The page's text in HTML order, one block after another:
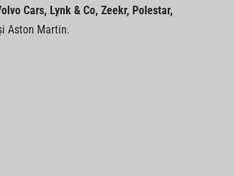
Cars, Lynk & Co, Zeekr, Polestar,
Aston Martin.